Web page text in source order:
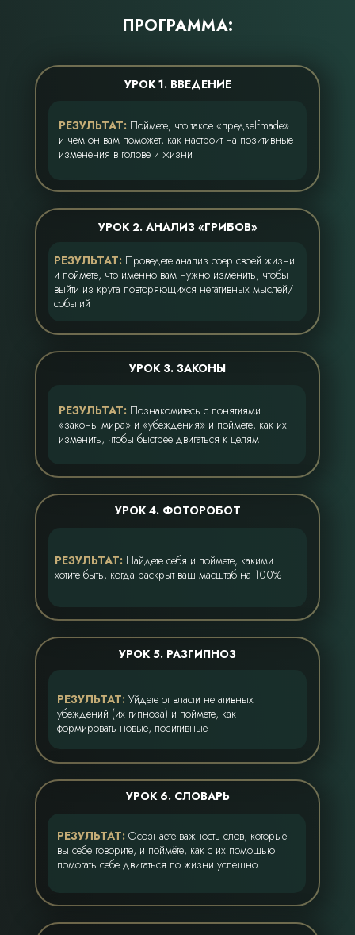
ПРОГРАММА:
РЕЗУЛЬТАТ: Поймете, что такое «предselfmade»
и чем он вам поможет, как настроит на позитивные
изменения в голове и жизни
УРОК 1. ВВЕДЕНИЕ
РЕЗУЛЬТАТ: Проведете анализ сфер своей жизни
и поймете, что именно вам нужно изменить, чтобы
выйти из круга повторяющихся негативных мыслей/
событий
УРОК 2. АНАЛИЗ «ГРИБОВ»
РЕЗУЛЬТАТ: Познакомитесь с понятиями
«законы мира» и «убеждения» и поймете, как их
изменить, чтобы быстрее двигаться к целям
УРОК 3. ЗАКОНЫ
РЕЗУЛЬТАТ: Найдете себя и поймете, какими
хотите быть, когда раскрыт ваш масштаб на 100%
УРОК 4. ФОТОРОБОТ
РЕЗУЛЬТАТ: Уйдете от власти негативных
убеждений (их гипноза) и поймете, как
формировать новые, позитивные
УРОК 5. РАЗГИПНОЗ
РЕЗУЛЬТАТ: Осознаете важность слов, которые
вы себе говорите, и поймёте, как с их помощью
помогать себе двигаться по жизни успешно
УРОК 6. СЛОВАРЬ